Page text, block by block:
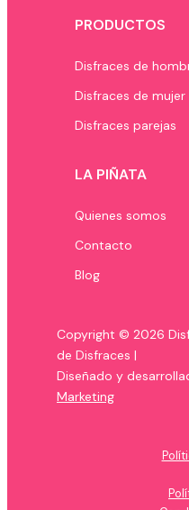
PRODUCTOS
Disfraces de
Disfraces de mujer
Disfraces parejas
LA PIÑATA
Quienes somos
Contacto
Blog
Copyright © 2026
de Disfraces |
Diseñado y
Marketing